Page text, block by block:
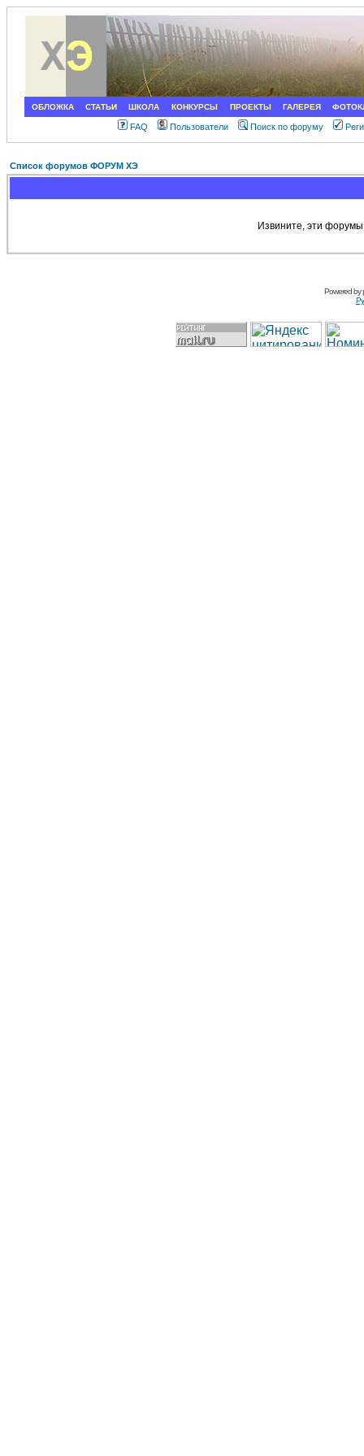
ОБЛОЖКА СТАТЬИ ШКОЛА КОНКУРСЫ ПРОЕКТЫ ГАЛЕРЕЯ
FAQ Пользователи Поиск по форуму
Список форумов ФОРУМ ХЭ
Извините, эти
Powered by